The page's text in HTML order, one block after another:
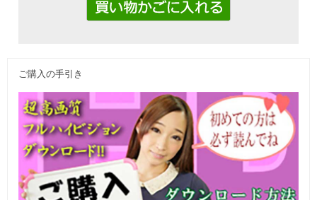
ご購入の手引き